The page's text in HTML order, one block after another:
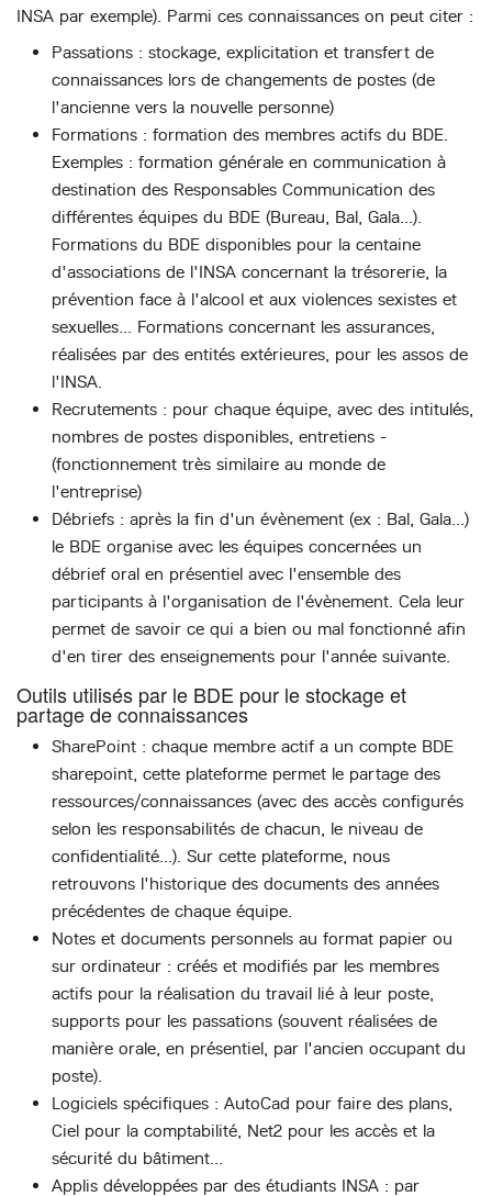
INSA par exemple). Parmi ces connaissances on peut citer :
Passations : stockage, explicitation et transfert de
connaissances lors de changements de postes (de
l'ancienne vers la nouvelle personne)
Formations : formation des membres actifs du BDE.
Exemples : formation générale en communication à
destination des Responsables Communication des
différentes équipes du BDE (Bureau, Bal, Gala...).
Formations du BDE disponibles pour la centaine
d'associations de l'INSA concernant la trésorerie, la
prévention face à l'alcool et aux violences sexistes et
sexuelles... Formations concernant les assurances,
réalisées par des entités extérieures, pour les assos de
l'INSA.
Recrutements : pour chaque équipe, avec des intitulés,
nombres de postes disponibles, entretiens -
(fonctionnement très similaire au monde de
l'entreprise)
Débriefs : après la fin d'un évènement (ex : Bal, Gala...)
le BDE organise avec les équipes concernées un
débrief oral en présentiel avec l'ensemble des
participants à l'organisation de l'évènement. Cela leur
permet de savoir ce qui a bien ou mal fonctionné afin
d'en tirer des enseignements pour l'année suivante.
Outils utilisés par le BDE pour le stockage et
partage de connaissances
SharePoint : chaque membre actif a un compte BDE
sharepoint, cette plateforme permet le partage des
ressources/connaissances (avec des accès configurés
selon les responsabilités de chacun, le niveau de
confidentialité...). Sur cette plateforme, nous
retrouvons l'historique des documents des années
précédentes de chaque équipe.
Notes et documents personnels au format papier ou
sur ordinateur : créés et modifiés par les membres
actifs pour la réalisation du travail lié à leur poste,
supports pour les passations (souvent réalisées de
manière orale, en présentiel, par l'ancien occupant du
poste).
Logiciels spécifiques : AutoCad pour faire des plans,
Ciel pour la comptabilité, Net2 pour les accès et la
sécurité du bâtiment...
Applis développées par des étudiants INSA : par